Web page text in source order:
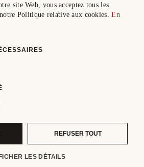
site Web, vous acceptez tous les
Politique relative aux cookies.En
REFUSER TOUT
LES DÉTAILS